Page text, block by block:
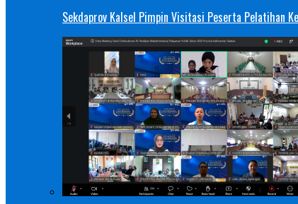
Sekdaprov Kalsel Pimpin Visitasi Peserta Pelatihan